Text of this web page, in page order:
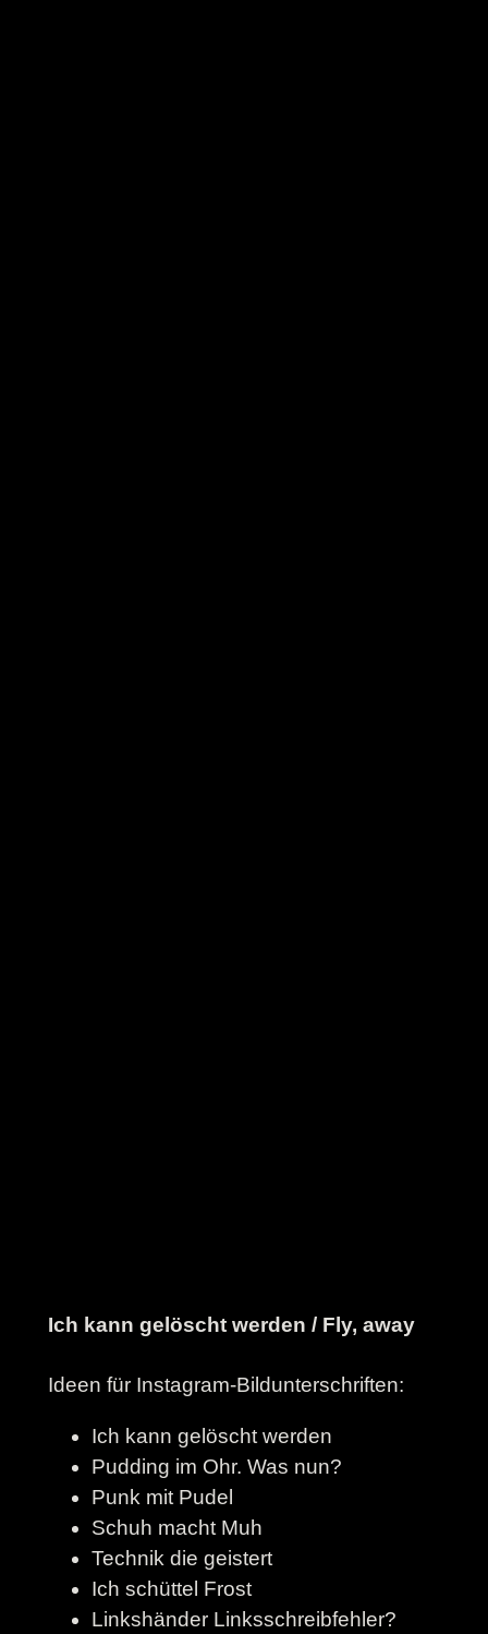
Ich kann gelöscht werden / Fly, away
Ideen für Instagram-Bildunterschriften:
Ich kann gelöscht werden
Pudding im Ohr. Was nun?
Punk mit Pudel
Schuh macht Muh
Technik die geistert
Ich schüttel Frost
Linkshänder Linksschreibfehler?